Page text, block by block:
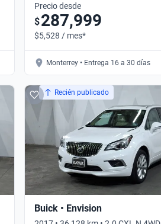
Precio desde
$287,999
$5,528 / mes*
Monterrey • Entrega 16 a 30 días
Recién publicado
Buick • Envision